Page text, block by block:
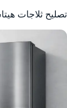
تصليح ثلاجات